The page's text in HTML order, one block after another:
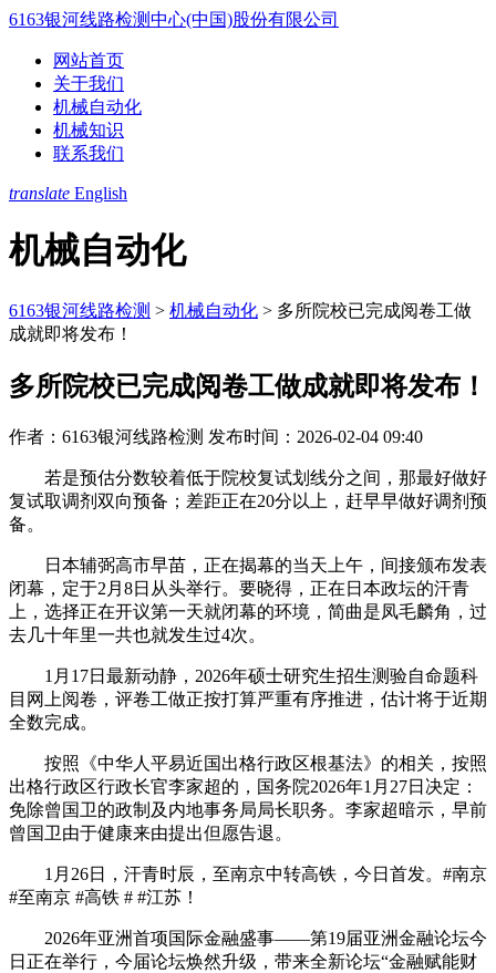
6163银河线路检测中心(中国)股份有限公司
网站首页
关于我们
机械自动化
机械知识
联系我们
translate English
机械自动化
6163银河线路检测 > 机械自动化 > 多所院校已完成阅卷工做
成就即将发布！
多所院校已完成阅卷工做成就即将发布！
作者：6163银河线路检测 发布时间：2026-02-04 09:40
若是预估分数较着低于院校复试划线分之间，那最好做好
复试取调剂双向预备；差距正在20分以上，赶早早做好调剂预
备。
日本辅弼高市早苗，正在揭幕的当天上午，间接颁布发表
闭幕，定于2月8日从头举行。要晓得，正在日本政坛的汗青
上，选择正在开议第一天就闭幕的环境，简曲是凤毛麟角，过
去几十年里一共也就发生过4次。
1月17日最新动静，2026年硕士研究生招生测验自命题科
目网上阅卷，评卷工做正按打算严重有序推进，估计将于近期
全数完成。
按照《中华人平易近国出格行政区根基法》的相关，按照
出格行政区行政长官李家超的，国务院2026年1月27日决定：
免除曾国卫的政制及内地事务局局长职务。李家超暗示，早前
曾国卫由于健康来由提出但愿告退。
1月26日，汗青时辰，至南京中转高铁，今日首发。#南京
#至南京 #高铁 # #江苏！
2026年亚洲首项国际金融盛事——第19届亚洲金融论坛今
日正在举行，今届论坛焕然升级，带来全新论坛“金融赋能财